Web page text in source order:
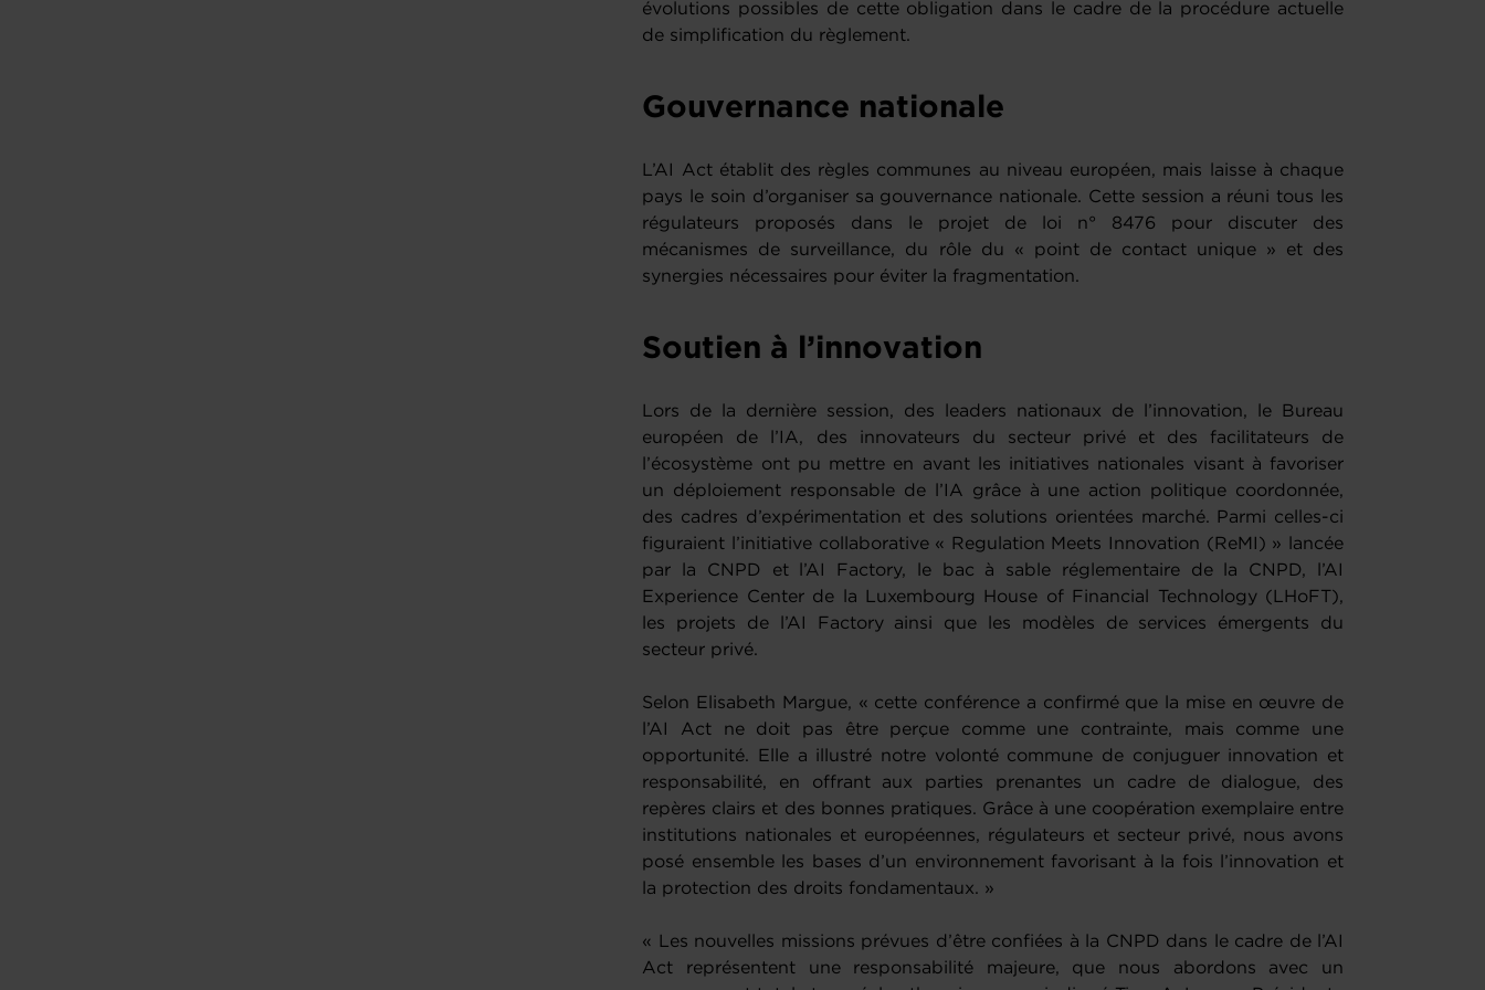
évolutions possibles de cette obligation dans le cadre de la procédure actuelle
de simplification du règlement.
Gouvernance nationale
L’AI Act établit des règles communes au niveau européen, mais laisse à chaque
pays le soin d’organiser sa gouvernance nationale. Cette session a réuni tous les
régulateurs proposés dans le projet de loi n° 8476 pour discuter des
mécanismes de surveillance, du rôle du « point de contact unique » et des
synergies nécessaires pour éviter la fragmentation.
Soutien à l’innovation
Lors de la dernière session, des leaders nationaux de l’innovation, le Bureau
européen de l’IA, des innovateurs du secteur privé et des facilitateurs de
l’écosystème ont pu mettre en avant les initiatives nationales visant à favoriser
un déploiement responsable de l’IA grâce à une action politique coordonnée,
des cadres d’expérimentation et des solutions orientées marché. Parmi celles-ci
figuraient l’initiative collaborative « Regulation Meets Innovation (ReMI) » lancée
par la CNPD et l’AI Factory, le bac à sable réglementaire de la CNPD, l’AI
Experience Center de la Luxembourg House of Financial Technology (LHoFT),
les projets de l’AI Factory ainsi que les modèles de services émergents du
secteur privé.
Selon Elisabeth Margue, « cette conférence a confirmé que la mise en œuvre de
l’AI Act ne doit pas être perçue comme une contrainte, mais comme une
opportunité. Elle a illustré notre volonté commune de conjuguer innovation et
responsabilité, en offrant aux parties prenantes un cadre de dialogue, des
repères clairs et des bonnes pratiques. Grâce à une coopération exemplaire entre
institutions nationales et européennes, régulateurs et secteur privé, nous avons
posé ensemble les bases d’un environnement favorisant à la fois l’innovation et
la protection des droits fondamentaux. »
« Les nouvelles missions prévues d’être confiées à la CNPD dans le cadre de l’AI
Act représentent une responsabilité majeure, que nous abordons avec un